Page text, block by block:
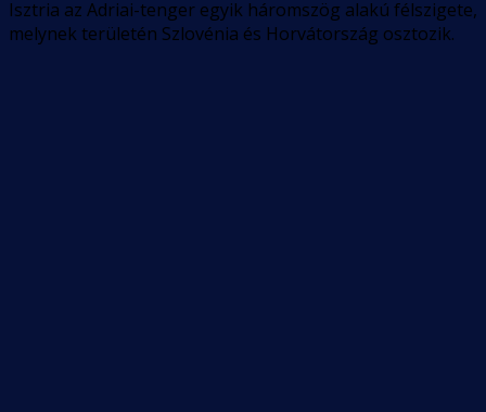
Isztria az Adriai-tenger egyik háromszög alakú félszigete,
melynek területén Szlovénia és Horvátország osztozik.